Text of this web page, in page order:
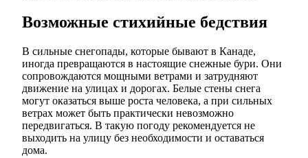
Возможные стихийные бедствия
В сильные снегопады, которые бывают в Канаде,
иногда превращаются в настоящие снежные бури. Они
сопровождаются мощными ветрами и затрудняют
движение на улицах и дорогах. Белые стены снега
могут оказаться выше роста человека, а при сильных
ветрах может быть практически невозможно
передвигаться. В такую погоду рекомендуется не
выходить на улицу без необходимости и оставаться
дома.